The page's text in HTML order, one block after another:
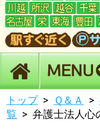
トップ Ｑ＆Ａ
覧
弁護士法人心